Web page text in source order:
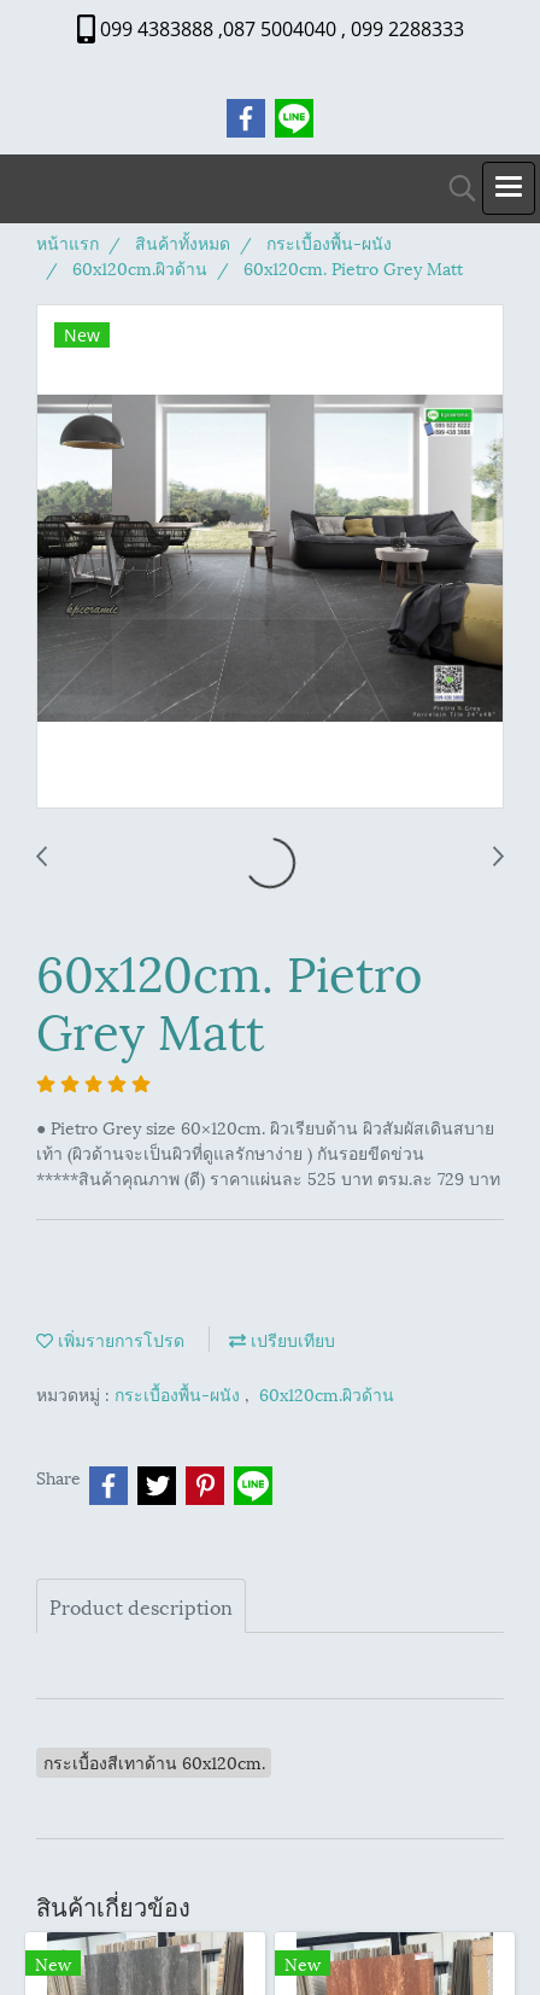
099 4383888 ,087 5004040 , 099 2288333
หน้าแรก สินค้าทั้งหมด
กระเบื้องพื้น-ผนัง
60x120cm.ผิวด้าน
60x120cm. Pietro Grey Matt
New
60x120cm. Pietro
Grey Matt
● Pietro Grey size 60×120cm. ผิวเรียบด้าน ผิวสัมผัสเดินสบาย
เท้า (ผิวด้านจะเป็นผิวที่ดูแลรักษาง่าย ) กันรอยขีดข่วน
*****สินค้าคุณภาพ (ดี) ราคาแผ่นละ 525 บาท ตรม.ละ 729 บาท
เพิ่มรายการโปรด เปรียบเทียบ
หมวดหมู่ : กระเบื้องพื้น-ผนัง , 60x120cm.ผิวด้าน
Share
Product description
กระเบื้องสีเทาด้าน 60x120cm.
สินค้าเกี่ยวข้อง
New New